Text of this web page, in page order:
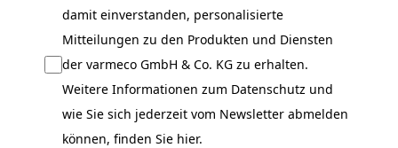
damit einverstanden, personalisierte
Mitteilungen zu den Produkten und Diensten
der varmeco GmbH & Co. KG zu erhalten.
Weitere Informationen zum Datenschutz und
wie Sie sich jederzeit vom Newsletter abmelden
können, finden Sie hier.